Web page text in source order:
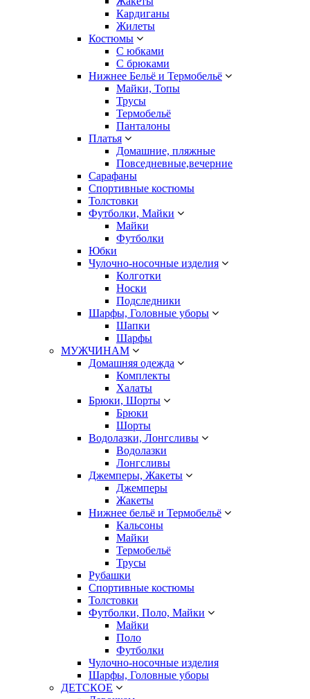
Кардиганы
Жилеты
Костюмы
С юбками
С брюками
Нижнее Бельё и Термобельё
Майки, Топы
Трусы
Термобельё
Панталоны
Платья
Домашние, пляжные
Повседневные,вечерние
Сарафаны
Спортивные костюмы
Толстовки
Футболки, Майки
Майки
Футболки
Юбки
Чулочно-носочные изделия
Колготки
Носки
Подследники
Шарфы, Головные уборы
Шапки
Шарфы
МУЖЧИНАМ
Домашняя одежда
Комплекты
Халаты
Брюки, Шорты
Брюки
Шорты
Водолазки, Лонгсливы
Водолазки
Лонгсливы
Джемперы, Жакеты
Джемперы
Жакеты
Нижнее бельё и Термобельё
Кальсоны
Майки
Термобельё
Трусы
Рубашки
Спортивные костюмы
Толстовки
Футболки, Поло, Майки
Майки
Поло
Футболки
Чулочно-носочные изделия
Шарфы, Головные уборы
ДЕТСКОЕ